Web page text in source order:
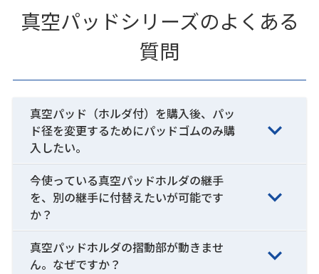
真空パッドシリーズのよくある
質問
真空パッド（ホルダ付）を購入後、パッ
ド径を変更するためにパッドゴムのみ購
入したい。
今使っている真空パッドホルダの継手
を、別の継手に付替えたいが可能です
か？
真空パッドホルダの摺動部が動きませ
ん。なぜですか？